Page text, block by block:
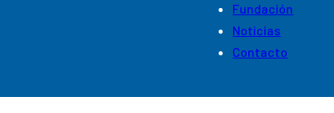
Fundación
Noticias
Contacto